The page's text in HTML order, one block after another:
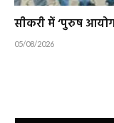
सीकरी में ‘पुरुष
05/08/2026